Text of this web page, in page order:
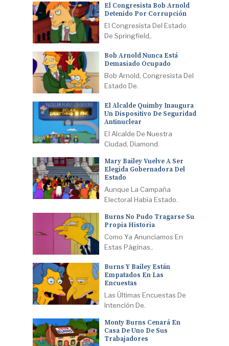
El Congresista Bob Arnold
Detenido Por Corrupción
El Congresista Del Estado
De Springfield,.
Bob Arnold Nunca Está
Demasiado Ocupado
Bob Arnold, Congresista Del
Estado De.
El Alcalde Quimby Inaugura
Un Dispositivo De Seguridad
Antinuclear
El Alcalde De Nuestra
Ciudad, Diamond.
Mary Bailey Vuelve A Ser
Elegida Gobernadora Del
Estado
Aunque La Campaña
Electoral Había Estado.
Burns No Pudo Tragarse Su
Propia Historia
Como Ya Anunciamos En
Estas Páginas,.
Burns Y Bailey Están
Empatados En Las
Encuestas
Las Últimas Encuestas De
Intención De.
Monty Burns Cenará En
Casa De Uno De Sus
Trabajadores